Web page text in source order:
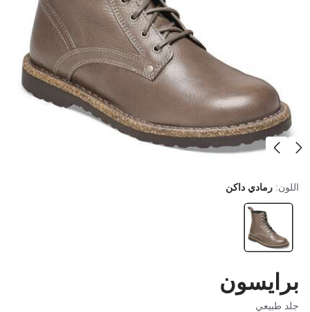
اللون: رمادي داكن
برايسون
جلد طبيعي